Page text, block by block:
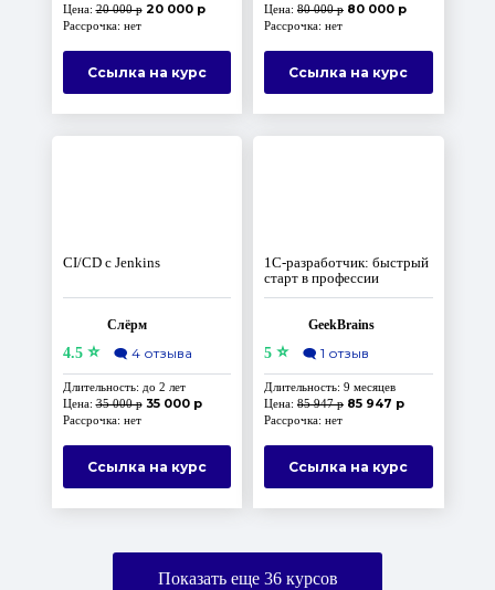
Цена:20 000 р 20 000 р
Рассрочка: нет
Ссылка на курс
Цена: 80 000 р 80 000 р
Рассрочка: нет
Ссылка на курс
СI/CD с Jenkins
Слёрм
4.5⭐ 🗨️ 4 отзыва
Длительность: до 2 лет
Цена:35 000 р 35 000 р
Рассрочка: нет
Ссылка на курс
1C-разработчик: быстрый
старт в профессии
GeekBrains
5 ⭐ 🗨️ 1 отзыв
Длительность: 9 месяцев
Цена: 85 947 р 85 947 р
Рассрочка: нет
Ссылка на курс
Показать еще 36курсов